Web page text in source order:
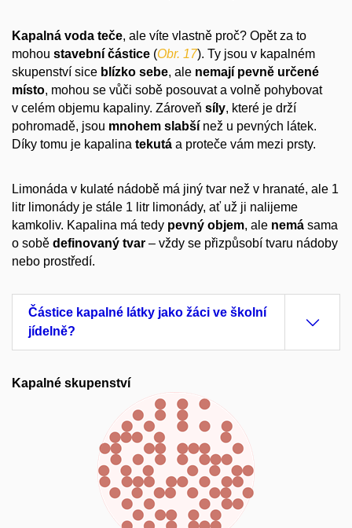
Kapalná voda teče, ale víte vlastně proč? Opět za to
mohou stavební částice (Obr. 17). Ty jsou v kapalném
skupenství sice blízko sebe, ale nemají pevně určené
místo, mohou se vůči sobě posouvat a volně pohybovat
v celém objemu kapaliny. Zároveň síly, které je drží
pohromadě, jsou mnohem slabší než u pevných látek.
Díky tomu je kapalina tekutá a proteče vám mezi prsty.
Limonáda v kulaté nádobě má jiný tvar než v hranaté, ale 1
litr limonády je stále 1 litr limonády, ať už ji nalijeme
kamkoliv. Kapalina má tedy pevný objem, ale nemá sama
o sobě definovaný tvar – vždy se přizpůsobí tvaru nádoby
nebo prostředí.
Částice kapalné látky jako žáci ve školní
jídelně?
Kapalné skupenství